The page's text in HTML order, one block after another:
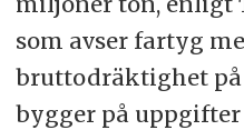
som avser fartyg
bruttodräktighet på
bygger på